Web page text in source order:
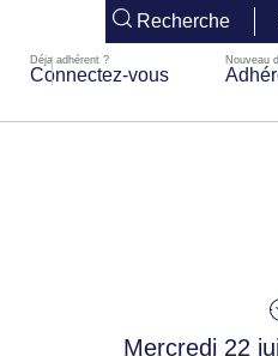
Recherche
Connectez-vous
Mercredi 22